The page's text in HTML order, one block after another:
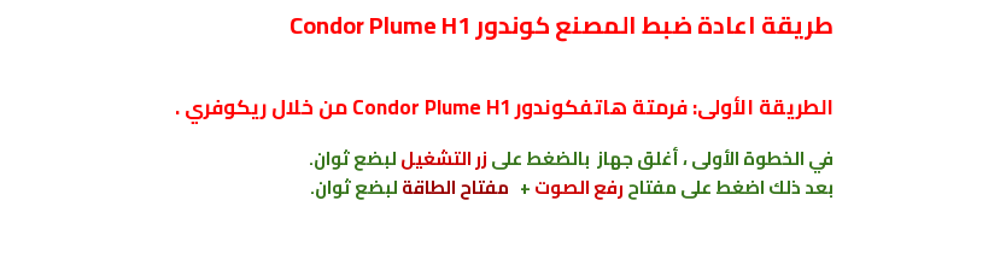
طريقة اعادة ضبط المصنع كوندور Condor Plume H1
الطريقة الأولى: فرمتة هاتفكوندور Condor Plume H1 من خلال ريكوفري .
في الخطوة الأولى ، أغلق جهاز بالضغط علىزر التشغيللبضع ثوان.
بعد ذلك اضغط على مفتاحرفع الصوت+ مفتاح الطاقةلبضع ثوان.